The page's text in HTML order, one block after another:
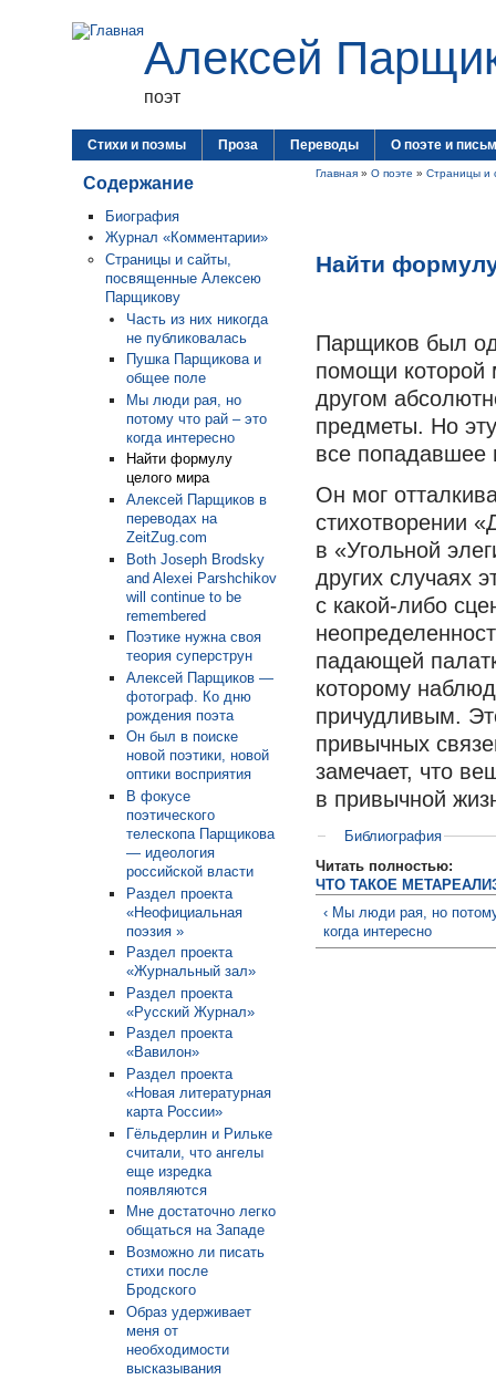
Алексей
поэт
Стихи и поэмы Проза Переводы О поэте и
Содержание
Биография
Журнал «Комментарии»
Страницы и сайты,
посвященные Алексею
Парщикову
Часть из них никогда
не публиковалась
Пушка Парщикова и
общее поле
Мы люди рая, но
потому что рай – это
когда интересно
Найти формулу
целого мира
Алексей Парщиков в
переводах на
ZeitZug.com
Both Joseph Brodsky
and Alexei Parshchikov
will continue to be
remembered
Поэтике нужна своя
теория суперструн
Алексей Парщиков —
фотограф. Ко дню
рождения поэта
Он был в поиске
новой поэтики, новой
оптики восприятия
В фокусе
поэтического
телескопа Парщикова
— идеология
российской власти
Раздел проекта
«Неофициальная
поэзия »
Раздел проекта
«Журнальный зал»
Раздел проекта
«Русский Журнал»
Раздел проекта
«Вавилон»
Раздел проекта
«Новая литературная
карта России»
Гёльдерлин и Рильке
считали, что ангелы
еще изредка
появляются
Мне достаточно легко
общаться на Западе
Возможно ли писать
стихи после
Бродского
Образ удерживает
меня от
необходимости
высказывания
Главная » О поэте » Страницы и
Найти
Парщиков был
помощи которой
другом
предметы. Но
все попадавшее
Он мог
стихотворении
в «Угольной
других случаях
с какой-либо
падающей
которому
причудливым.
привычных
замечает, что
в привычной
Библиография
Читать полностью:
ЧТО ТАКОЕ
‹ Мы люди рая, но
когда интересно